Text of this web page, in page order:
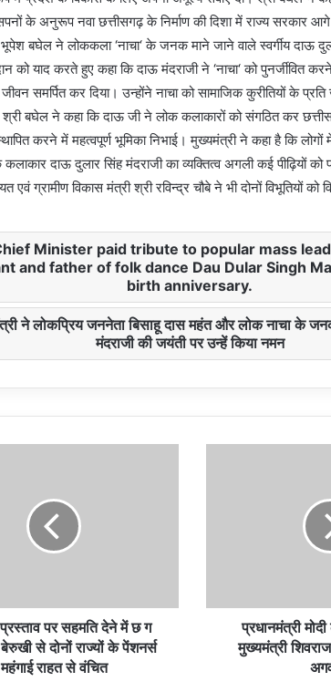
के अनुरूप नवा छत्तीसगढ़ के निर्माण की दिशा में राज्य सरकार आगे
बघेल ने लोककला ‘नाचा‘ के जनक माने जाने वाले स्वर्गीय दाऊ
को याद करते हुए कहा कि दाऊ मंदराजी ने ‘नाचा‘ को पुनर्जीवित
समर्पित कर दिया। उन्होंने नाचा को सामाजिक कुरीतियों के
श्री बघेल ने कहा कि दाऊ जी ने लोक कलाकारों को संगठित कर
करने में महत्वपूर्ण भूमिका निभाई। मुख्यमंत्री ने कहा है कि लोगों
दाऊ दुलार सिंह मंदराजी का व्यक्तित्व अगली कई पीढ़ियों को
एवं ग्रामीण विकास मंत्री श्री रविन्द्र चौबे ने भी दोनों विभूतियों को
Minister paid tribute to popular mass
and father of folk dance Dau Dular Singh
birth anniversary.
ने लोकप्रिय जननेता बिसाहू दास महंत और लोक नाचा के
मंदराजी की जयंती पर उन्हें किया नमन
पर सहमति देने में छ ग
से दोनों राज्यों के पेंशनर्स
महंगाई राहत से वंचित
प्रधानमंत्री
मुख्यमंत्री